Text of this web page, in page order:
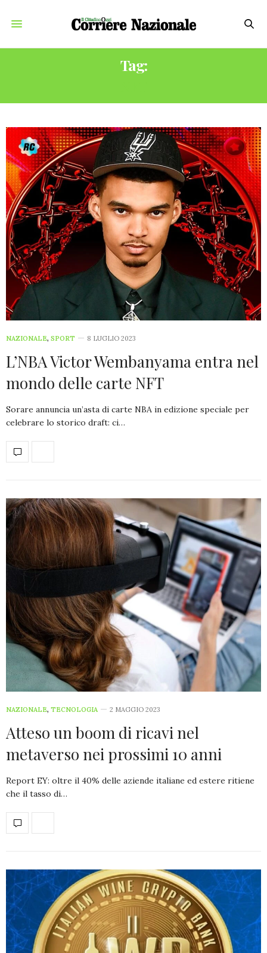
Tag:
NAZIONALE, SPORT 8 LUGLIO 2023
L’NBA Victor Wembanyama entra nel
mondo delle carte NFT
Sorare annuncia un’asta di carte NBA in edizione speciale per
celebrare lo storico draft: ci…
NAZIONALE, TECNOLOGIA 2 MAGGIO 2023
Atteso un boom di ricavi nel
metaverso nei prossimi 10 anni
Report EY: oltre il 40% delle aziende italiane ed estere ritiene
che il tasso di…